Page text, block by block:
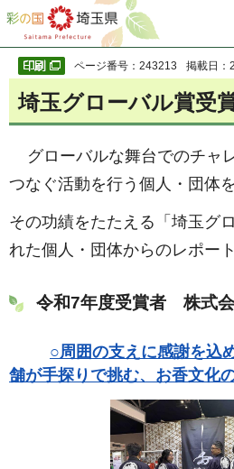
彩の国 埼玉県
ページ番号：243213 掲載日：
埼玉グローバル賞受
グローバルな舞台でのチャ
つなぐ活動を行う個人・団体を
その功績をたたえる「埼玉グ
れた個人・団体からのレポー
令和7年度受賞者 株式
○周囲の支えに感謝を
舗が手探りで挑む、お香文化